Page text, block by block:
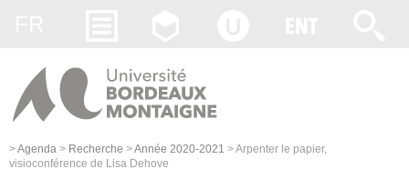
>Agenda > Recherche >Année 2020-2021 >Arpenter le papier,
visioconférence de Lisa Dehove